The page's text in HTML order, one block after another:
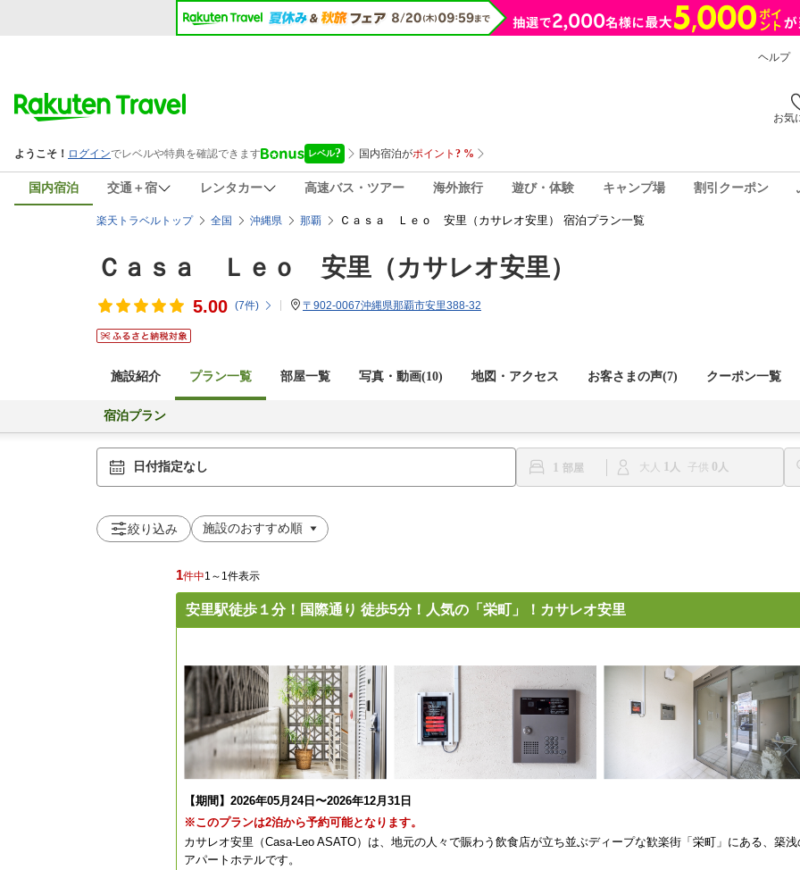
ヘルプ
お気
国内宿泊 交通＋宿 レンタカー 高速バス・ツアー 海外旅行 遊び・体験 キャンプ場 割引クーポン
楽天トラベルトップ 全国 沖縄県 那覇 Ｃａｓａ Ｌｅｏ 安里（カサレオ安里） 宿泊プラン一覧
Ｃａｓａ Ｌｅｏ 安里（カサレオ安里）
5.00 (7件) 〒902-0067沖縄県那覇市安里388-32
施設紹介 プラン一覧 部屋一覧 写真・動画(10) 地図・アクセス お客さまの声(7) クーポン一覧
宿泊プラン
日付指定なし 1 大人 1 子供 0
絞り込み
1件中1～1件表示
安里駅徒歩１分！国際通り 徒歩5分！人気の「栄町」！カサレオ安里
【期間】2026年05月24日〜2026年12月31日
※このプランは2泊から予約可能となります。
カサレオ安里（Casa-Leo ASATO）は、地元の人々で賑わう飲食店が立ち並ぶディープな歓楽街「栄町」にある、築浅
アパートホテルです。